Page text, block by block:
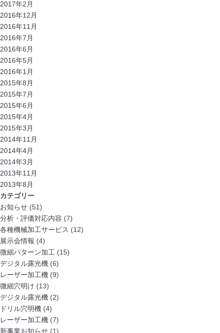
2017年2月
2016年12月
2016年11月
2016年7月
2016年6月
2016年5月
2016年1月
2015年8月
2015年7月
2015年6月
2015年4月
2015年3月
2014年11月
2014年4月
2014年3月
2013年11月
2013年8月
カテゴリー
お知らせ (51)
分析・評価対応内容 (7)
各種機械加工サービス (12)
展示会情報 (4)
微細パターン加工 (15)
デジタル露光機 (6)
レーザー加工機 (9)
微細穴明け (13)
デジタル露光機 (2)
ドリル穴明機 (4)
レーザー加工機 (7)
新事業お知らせ (1)